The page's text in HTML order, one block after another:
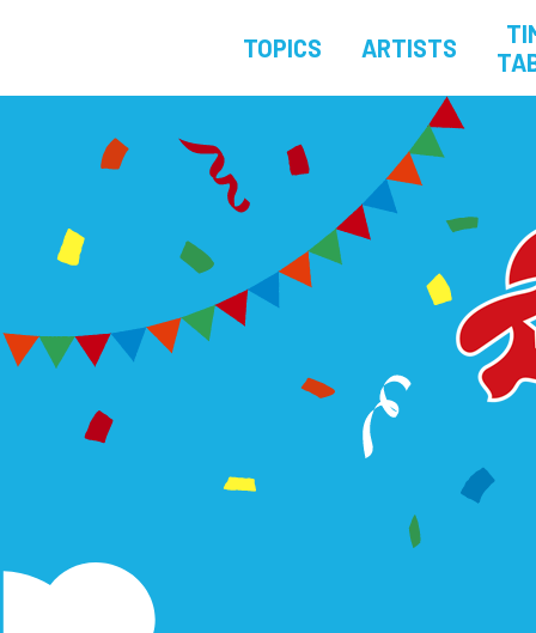
TOPICS ARTISTS